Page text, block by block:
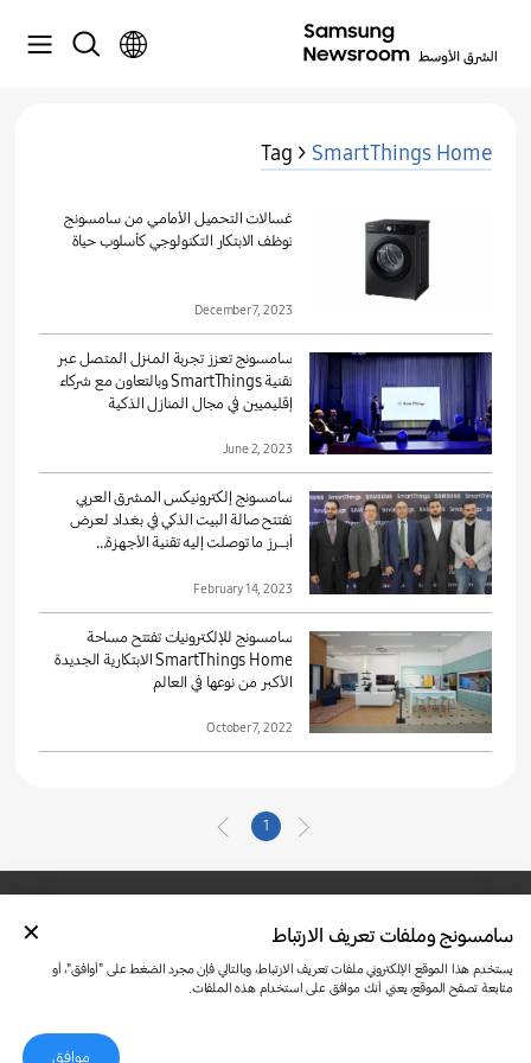
سامسونج وملفات تعريف الارتباط
يستخدم هذا الموقع الإلكتروني ملفات تعريف الارتباط، وبالتالي فإن مجرد الضغط على "أوافق"، أو
متابعة تصفح الموقع، يعني أنك موافق على استخدام هذه الملفات.
موافق
Tag > SmartThings Home
غسالات التحميل الأمامي من سامسونج
توظف الابتكار التكنولوجي كأسلوب حياة
December 7, 2023
سامسونج تعزز تجربة المنزل المتصل عبر
تقنية SmartThings وبالتعاون مع شركاء
إقليميين في مجال المنازل الذكية
June 2, 2023
سامسونج إلكترونيكس المشرق العربي
تفتتح صالة البيت الذكي في بغداد لعرض
أبـــرز ما توصلت إليه تقنية الأجهزة...
February 14, 2023
سامسونج للإلكترونيات تفتتح مساحة
SmartThings Home الابتكارية الجديدة
الأكبر من نوعها في العالم
October 7, 2022
1
تواصل معنا
SAMSUNG.COM
شروط الاستخدام
الخصوصية وملفات تعريف الارتباط